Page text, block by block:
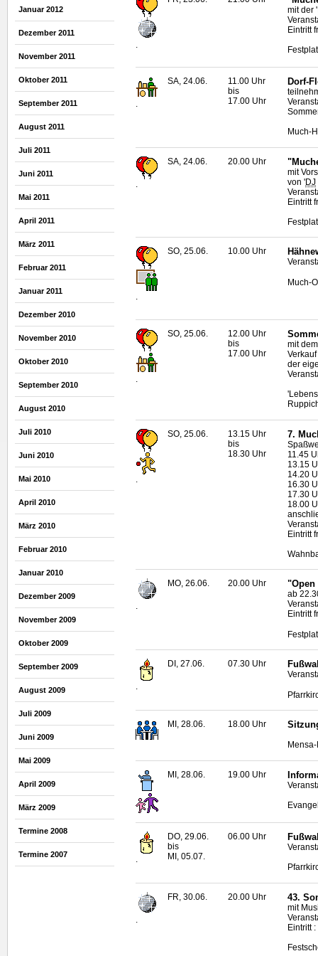
Januar 2012
Dezember 2011
November 2011
Oktober 2011
September 2011
August 2011
Juli 2011
Juni 2011
Mai 2011
April 2011
März 2011
Februar 2011
Januar 2011
Dezember 2010
November 2010
Oktober 2010
September 2010
August 2010
Juli 2010
Juni 2010
Mai 2010
April 2010
März 2010
Februar 2010
Januar 2010
Dezember 2009
November 2009
Oktober 2009
September 2009
August 2009
Juli 2009
Juni 2009
Mai 2009
April 2009
März 2009
Termine 2008
Termine 2007
mit der
Eintritt
.
SA, 24.06.
11.00 Uhr
bis
17.00 Uhr
Dorf-
Much-
SA, 24.06. 20.00 Uhr
mit
von 'DJ
Eintritt
.
SO, 25.06. 10.00 Uhr
Much-
.
SO, 25.06.
12.00 Uhr
bis
17.00 Uhr
mit
der
SO, 25.06.
13.15 Uhr
bis
18.30 Uhr
7.
11.45
13.15
14.20
16.30
17.30
18.00
Eintritt
.
MO, 26.06. 20.00 Uhr "Open
ab
Eintritt
.
DI, 27.06. 07.30 Uhr
MI, 28.06. 18.00 Uhr
MI, 28.06. 19.00 Uhr
DO, 29.06.
bis
MI, 05.07.
06.00 Uhr
FR, 30.06. 20.00 Uhr 43.
mit
Eintritt